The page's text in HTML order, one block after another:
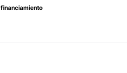
financiamiento